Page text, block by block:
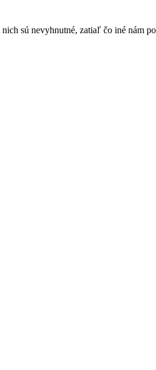
sú nevyhnutné, zatiaľ čo iné nám